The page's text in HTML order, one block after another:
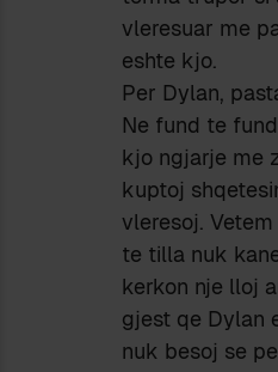
vleresuar me
eshte kjo.
Per Dylan,
Ne fund te
kjo ngjarje me
kuptoj
vleresoj.
te tilla nuk
kerkon nje lloj
gjest qe Dylan
nuk besoj se